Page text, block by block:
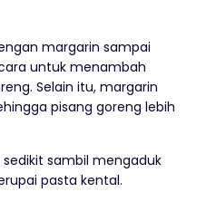
margarin sampai
untuk menambah
Selain itu, margarin
pisang goreng lebih
sambil mengaduk
pasta kental.